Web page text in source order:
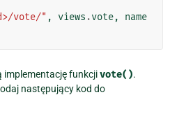
vote/" , views .vote,
name
implementację funkcjivote().
następujący kod do